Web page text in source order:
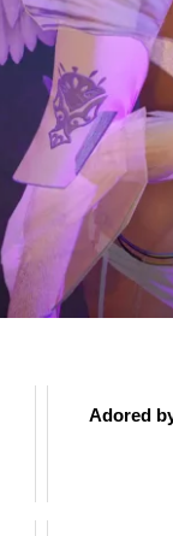
Adored